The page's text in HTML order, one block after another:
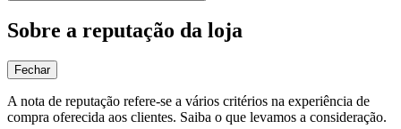
Sobre a reputação da loja
Fechar
A nota de reputação refere-se a vários critérios na experiência de
compra oferecida aos clientes. Saiba o que levamos a consideração.